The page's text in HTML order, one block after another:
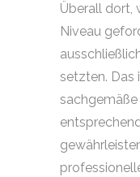
Überall dort,
Niveau
setzten. Das